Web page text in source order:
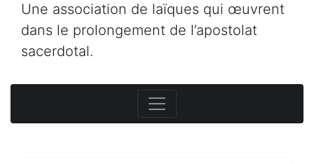
Une association de laïques qui œuvrent
dans le prolongement de l’apostolat
sacerdotal.